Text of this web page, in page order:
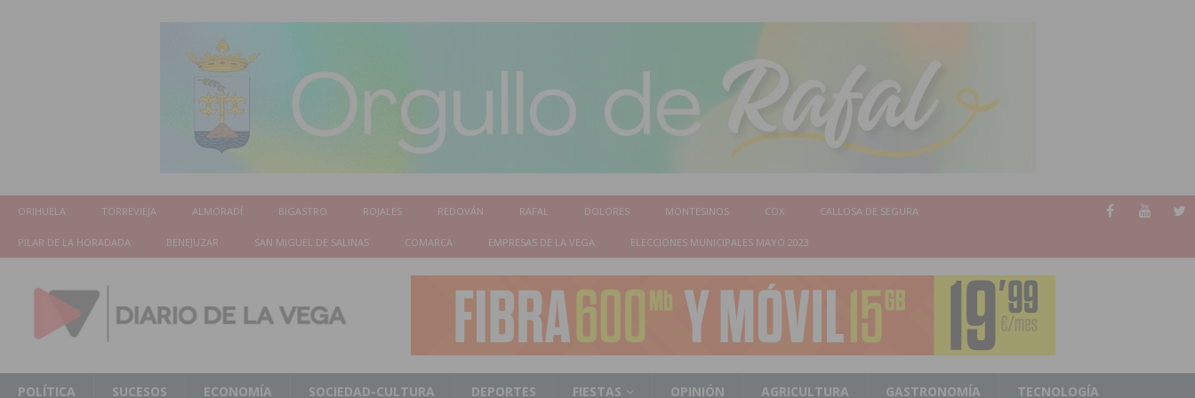
ORIHUELA TORREVIEJA ALMORADÍ BIGASTRO ROJALES REDOVÁN RAFAL DOLORES MONTESINOS COX CALLOSA DE SEGURA
PILAR DE LA HORADADA BENEJUZAR SAN MIGUEL DE SALINAS COMARCA EMPRESAS DE LA VEGA ELECCIONES MUNICIPALES MAYO 2023
POLÍTICA SUCESOS ECONOMÍA SOCIEDAD-CULTURA DEPORTES FIESTAS OPINIÓN AGRICULTURA GASTRONOMÍA TECNOLOGÍA